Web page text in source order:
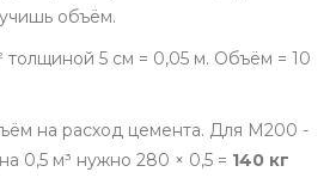
объём.
толщиной 5 см = 0,05 м. Объём = 10
на расход цемента. Для М200 -
0,5 м³ нужно 280 × 0,5 = 140 кг